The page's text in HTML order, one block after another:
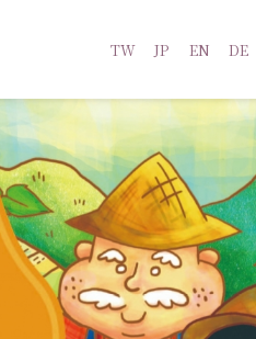
TW JP EN DE